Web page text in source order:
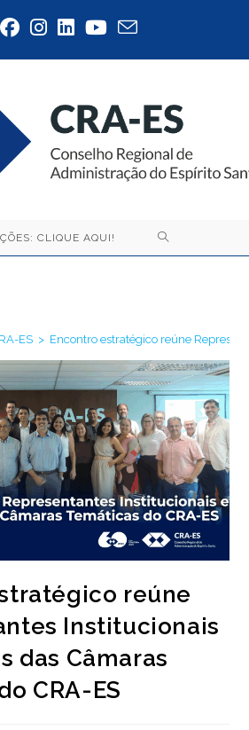
CLIQUE AQUI!
ES > Encontro estratégico reúne
reúne
Institucionais
das Câmaras
CRA-ES